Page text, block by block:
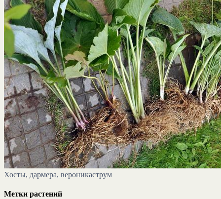
Хосты, дармера, вероникаструм
Метки растений